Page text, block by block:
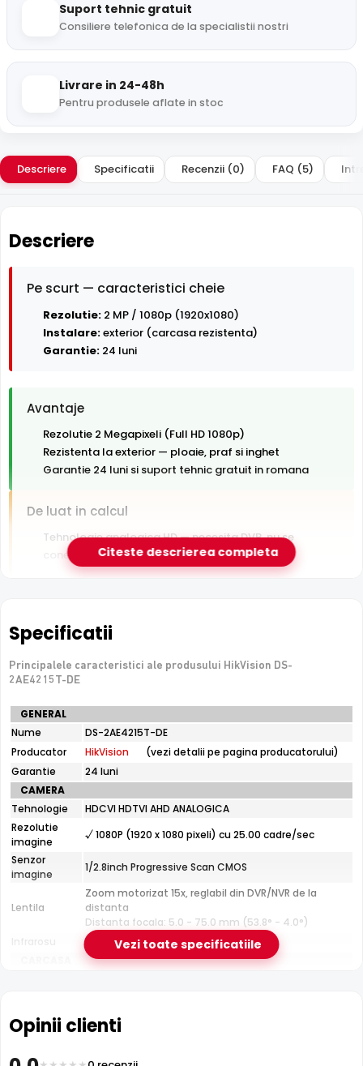
Suport tehnic gratuit
Consiliere telefonica de la specialistii nostri
Livrare in 24-48h
Pentru produsele aflate in stoc
Descriere Specificatii Recenzii (0) FAQ (5)
Descriere
Pe scurt — caracteristici cheie
Rezolutie: 2 MP / 1080p (1920x1080)
Instalare:exterior (carcasa rezistenta)
Garantie: 24 luni
Avantaje
Rezolutie 2 Megapixeli (Full HD 1080p)
Rezistenta la exterior — ploaie, praf si inghet
Garantie 24 luni si suport tehnic gratuit in romana
De luat in calcul
Tehnologie analogica HD — necesita DVR, nu se
conecteaza direct la retea
curtea si exteriorul casei.
Filtru IR Mecanic (ICR)
HikVision DS-2AE4215T-DE are unfiltru IR mecanic
autoretractabil
ce filtreaza lumina in infrarosu pe timpul
zilei, pentru a evita defectele de culoare, iar pe timpul
Citeste descrierea completa
Specificatii
Principalele caracteristici ale produsului HikVision DS-
2AE4215T-DE
Specificatii
tehnice
HikVision
DS-
2AE4215T-
DE
GENERAL
Nume
DS-2AE4215T-DE
Producator
HikVision
(vezi detalii pe pagina producatorului)
Garantie
24 luni
CAMERA
Tehnologie
HDCVI HDTVI AHD ANALOGICA
Rezolutie
imagine
√ 1080P (1920 x 1080 pixeli) cu 25.00 cadre/sec
Senzor
imagine
1/2.8inch Progressive Scan CMOS
Lentila
Zoom motorizat 15x, reglabil din DVR/NVR de la
distanta
Distanta focala: 5.0 - 75.0 mm (53.8° - 4.0°)
Nu
Material
Carcasa
Metal
Vezi toate specificatiile
Opinii clienti